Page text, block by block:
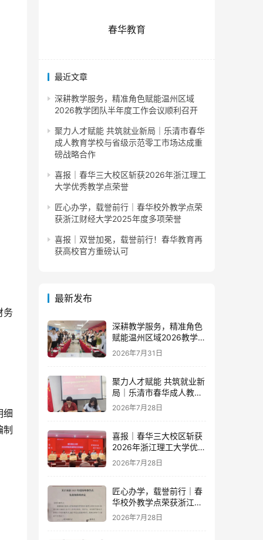
务
细
春华教育
最近文章
深耕教学服务，精准角色赋能温州区域
2026教学团队半年度工作会议顺利召开
聚力人才赋能 共筑就业新局｜乐清市春华
成人教育学校与省级示范零工市场达成重
磅战略合作
喜报｜春华三大校区斩获2026年浙江理工
大学优秀教学点荣誉
匠心办学，载誉前行｜春华校外教学点荣
获浙江财经大学2025年度多项荣誉
喜报｜双誉加冕，载誉前行！春华教育再
获高校官方重磅认可
最新发布
深耕教学服务，精准角色
赋能温州区域2026教学团
队半年度工作会议顺利召
2026年7月31日
聚力人才赋能 共筑就业新
局｜乐清市春华成人教育
学校与省级示范零工市场
2026年7月28日
喜报｜春华三大校区斩获
2026年浙江理工大学优秀
教学点荣誉
2026年7月28日
匠心办学，载誉前行｜春
华校外教学点荣获浙江财
经大学2025年度多项荣誉
2026年7月28日